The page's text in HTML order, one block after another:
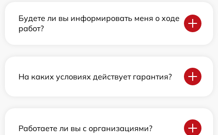
Будете ли вы информировать меня о ходе
работ?
На каких условиях действует гарантия?
Работаете ли вы с организациями?